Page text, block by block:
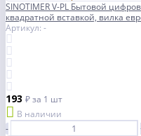
SINOTIMER V-PL Бытовой
квадратной вставкой, вилка
Артикул: -
193 ₽за 1 шт
В наличии
-